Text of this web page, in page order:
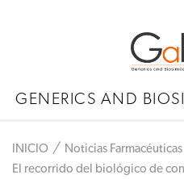
GENERICS AND
INICIO
Noticias Farmacéuticas
El recorrido del biológico de